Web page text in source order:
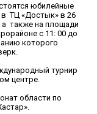
юбилейные
ТЦ «Достык» в 26
а также на площади
с 11: 00 до
которого
турнир
центре.
области по